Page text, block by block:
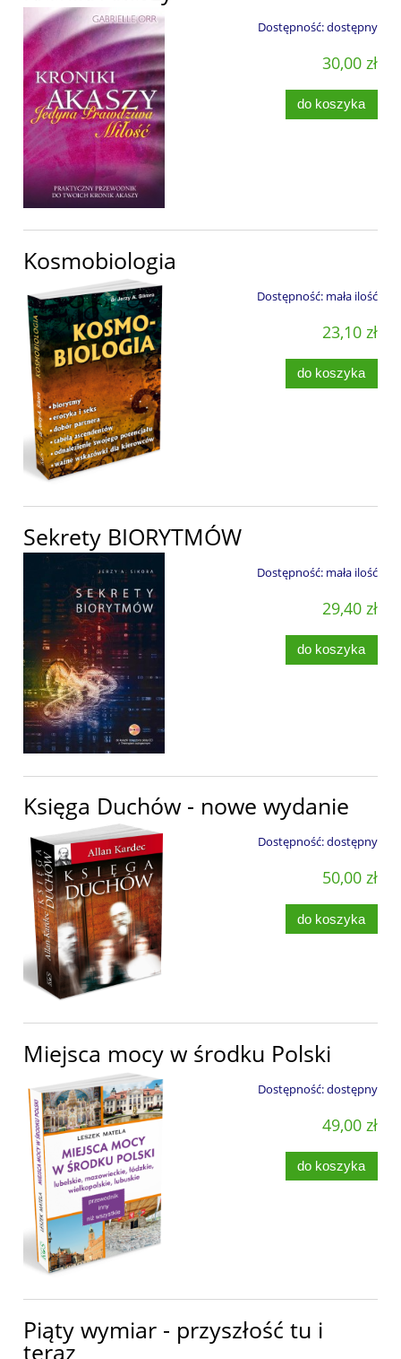
Dostępność:dostępny
30,00 zł
do koszyka
Kosmobiologia
Dostępność: mała ilość
23,10 zł
do koszyka
Sekrety BIORYTMÓW
Dostępność: mała ilość
29,40 zł
do koszyka
Księga Duchów - nowe wydanie
Dostępność:dostępny
50,00 zł
do koszyka
Miejsca mocy w środku Polski
Dostępność:dostępny
49,00 zł
do koszyka
Piąty wymiar - przyszłość tu i
teraz